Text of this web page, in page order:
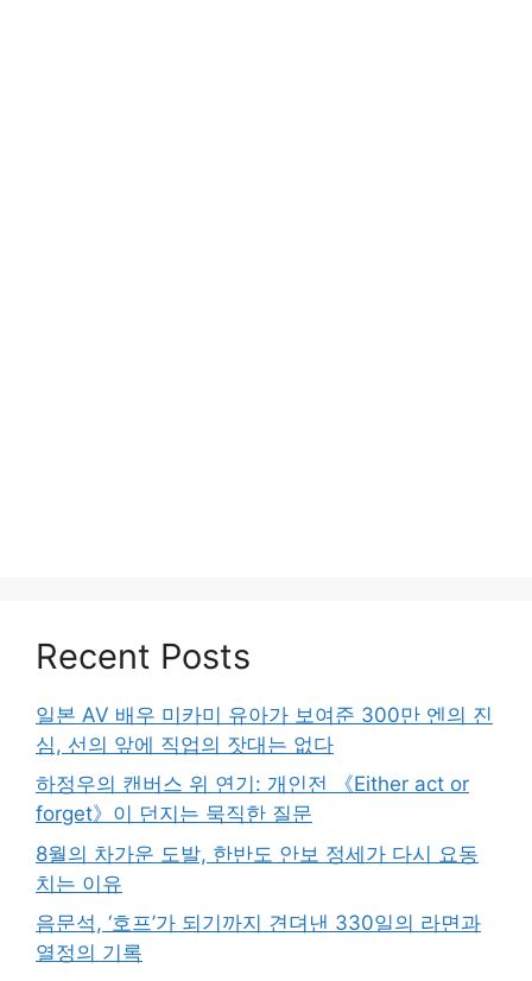
Recent Posts
일본 AV 배우 미카미 유아가 보여준 300만 엔의 진
심, 선의 앞에 직업의 잣대는 없다
하정우의 캔버스 위 연기: 개인전 《Either act or
forget》이 던지는 묵직한 질문
8월의 차가운 도발, 한반도 안보 정세가 다시 요동
치는 이유
음문석, ‘호프’가 되기까지 견뎌낸 330일의 라면과
열정의 기록